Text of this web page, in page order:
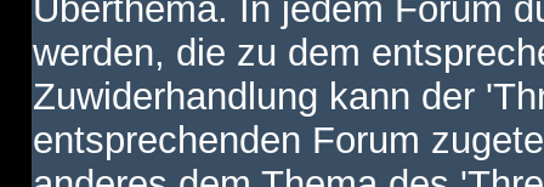
Überthema. In jedem Forum
werden, die zu dem
Zuwiderhandlung kann der
entsprechenden Forum